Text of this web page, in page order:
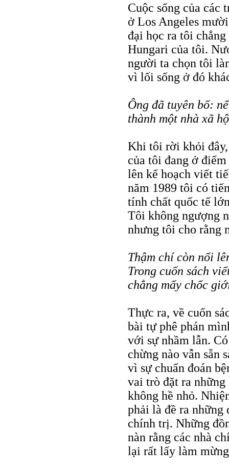
Cuộc sống của các
ở Los Angeles
đại học ra tôi
Hungari của tôi.
người ta chọn tôi
vì lối sống ở đó
Ông đã tuyên bố:
thành một nhà xã
Khi tôi rời khỏi
của tôi đang ở
lên kế hoạch viết
năm 1989 tôi có
tính chất quốc tế
Tôi không ngượng
nhưng tôi cho rằng
Thậm chí còn nổi
Trong cuốn sách
chẳng mấy chốc
Thực ra, về cuốn
bài tự phê phán
với sự nhầm lẫn.
chừng nào vẫn sẵn
vì sự chuẩn đoán
vai trò đặt ra
không hề nhỏ.
phải là đề ra những
chính trị. Những
nàn rằng các nhà
lại rất lấy làm